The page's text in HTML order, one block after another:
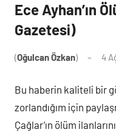
Ece Ayhan’ın
Gazetesi)
(Oğulcan Özkan) 4
Bu haberin kaliteli bir
zorlandığım için
Çağlar’ın ölüm